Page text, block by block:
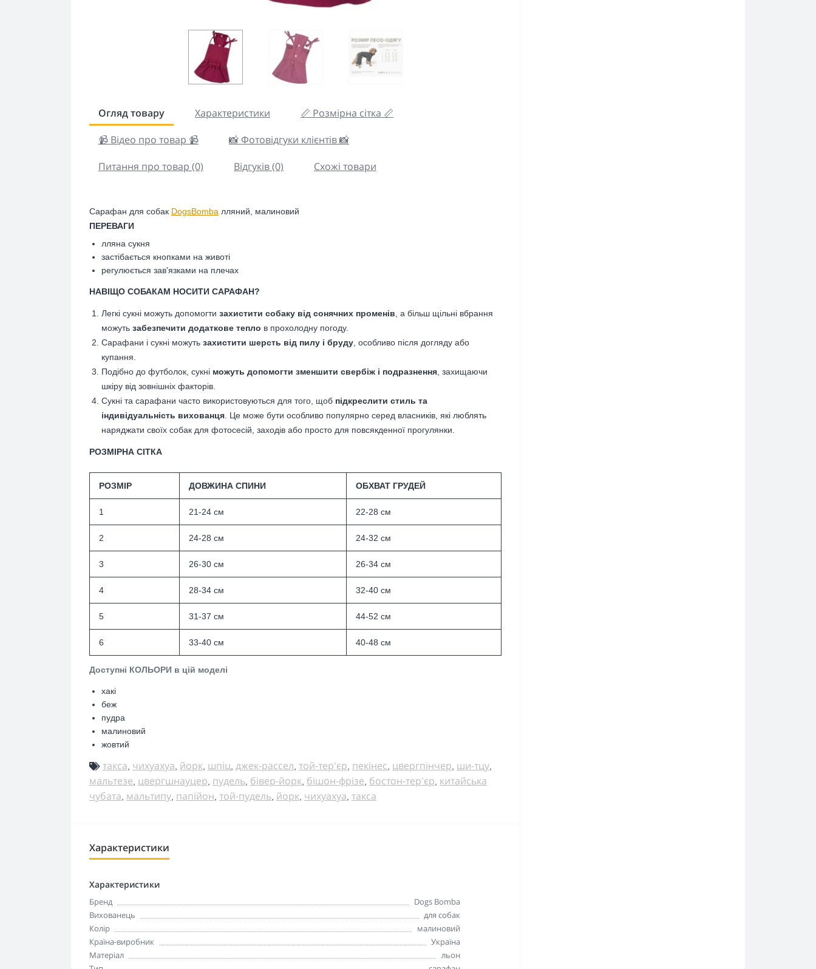
Огляд товару Характеристики
📏 Розмірна сітка 📏
📹 Відео про товар 📹
📸 Фотовідгуки клієнтів 📸
Питання про товар (0)
Відгуків (0) Схожі товари
Сарафан для собак DogsBomba лляний, малиновий
ПЕРЕВАГИ
лляна сукня
застібається кнопками на животі
регулюється зав'язками на плечах
НАВІЩО СОБАКАМ НОСИТИ САРАФАН?
Легкі сукні можуть допомогти захистити собаку від сонячних променів , а більш щільні вбрання
можуть забезпечити додаткове тепло в прохолодну погоду.
Сарафани і сукні можуть захистити шерсть від пилу і бруду , особливо після догляду або
купання.
Подібно до футболок, сукні можуть допомогти зменшити свербіж і подразнення , захищаючи
шкіру від зовнішніх факторів.
Сукні та сарафани часто використовуються для того, щоб підкреслити стиль та
індивідуальність вихованця . Це може бути особливо популярно серед власників, які люблять
наряджати своїх собак для фотосесій, заходів або просто для повсякденної прогулянки.
РОЗМІРНА СІТКА
РОЗМІР ДОВЖИНА СПИНИ ОБХВАТ ГРУДЕЙ
1 21-24 см 22-28 см
2 24-28 см 24-32 см
3 26-30 см 26-34 см
4 28-34 см 32-40 см
5 31-37 см 44-52 см
6 33-40 см 40-48 см
Доступні КОЛЬОРИ в цій моделі
хакі
беж
пудра
малиновий
жовтий
такса чихуахуа йорк шпіц джек-рассел той-тер'єр пекінес цвергпінчер ши-тцу
мальтезе цвергшнауцер пудель бівер-йорк бішон-фрізе бостон-тер'єр китайська
чубата мальтипу папійон той-пудель йорк чихуахуа такса
Характеристики
Характеристики
Бренд
Dogs Bomba
Вихованець
для собак
Колір
малиновий
Країна-виробник
Україна
Матеріал
льон